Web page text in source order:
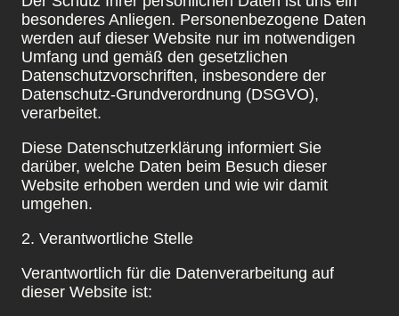
besonderes Anliegen. Personenbezogene Daten
werden auf dieser Website nur im notwendigen
Umfang und gemäß den gesetzlichen
Datenschutzvorschriften, insbesondere der
Datenschutz-Grundverordnung (DSGVO),
verarbeitet.
Diese Datenschutzerklärung informiert Sie
darüber, welche Daten beim Besuch dieser
Website erhoben werden und wie wir damit
umgehen.
2. Verantwortliche Stelle
Verantwortlich für die Datenverarbeitung auf
dieser Website ist: